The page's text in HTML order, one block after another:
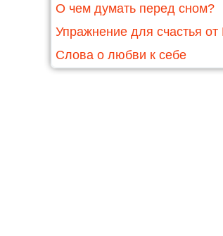
О чем думать перед сном?
Упражнение для счастья от
Слова о любви к себе